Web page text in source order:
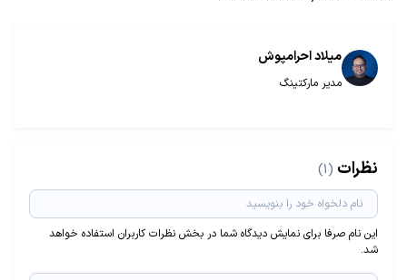
میلاد احرامپوش
مدیر مارکتینگ
نظرات (1)
این نام صرفا برای نمایش دیدگاه شما در بخش نظرات کاربران استفاده خواهد
شد.